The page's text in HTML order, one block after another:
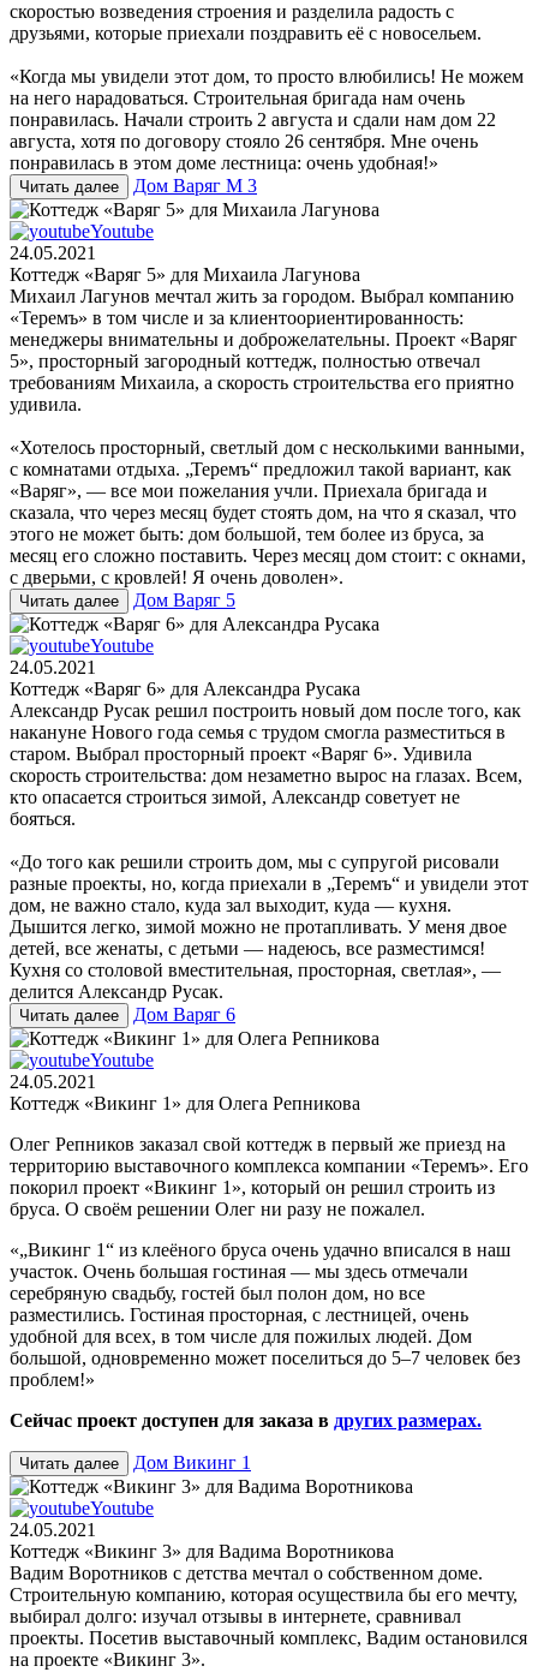
скоростью возведения строения и разделила радость с
друзьями, которые приехали поздравить её с новосельем.
«Когда мы увидели этот дом, то просто влюбились! Не можем
на него нарадоваться. Строительная бригада нам очень
понравилась. Начали строить 2 августа и сдали нам дом 22
августа, хотя по договору стояло 26 сентября. Мне очень
понравилась в этом доме лестница: очень удобная!»
Читать далее Дом Варяг М 3
Youtube
24.05.2021
Коттедж «Варяг 5» для Михаила Лагунова
Михаил Лагунов мечтал жить за городом. Выбрал компанию
«Теремъ» в том числе и за клиентоориентированность:
менеджеры внимательны и доброжелательны. Проект «Варяг
5», просторный загородный коттедж, полностью отвечал
требованиям Михаила, а скорость строительства его приятно
удивила.
«Хотелось просторный, светлый дом с несколькими ванными,
с комнатами отдыха. „Теремъ“ предложил такой вариант, как
«Варяг», — все мои пожелания учли. Приехала бригада и
сказала, что через месяц будет стоять дом, на что я сказал, что
этого не может быть: дом большой, тем более из бруса, за
месяц его сложно поставить. Через месяц дом стоит: с окнами,
с дверьми, с кровлей! Я очень доволен».
Читать далее Дом Варяг 5
Youtube
24.05.2021
Коттедж «Варяг 6» для Александра Русака
Александр Русак решил построить новый дом после того, как
накануне Нового года семья с трудом смогла разместиться в
старом. Выбрал просторный проект «Варяг 6». Удивила
скорость строительства: дом незаметно вырос на глазах. Всем,
кто опасается строиться зимой, Александр советует не
бояться.
«До того как решили строить дом, мы с супругой рисовали
разные проекты, но, когда приехали в „Теремъ“ и увидели этот
дом, не важно стало, куда зал выходит, куда — кухня.
Дышится легко, зимой можно не протапливать. У меня двое
детей, все женаты, с детьми — надеюсь, все разместимся!
Кухня со столовой вместительная, просторная, светлая», —
делится Александр Русак.
Читать далее Дом Варяг 6
Youtube
24.05.2021
Коттедж «Викинг 1» для Олега Репникова
Олег Репников заказал свой коттедж в первый же приезд на
территорию выставочного комплекса компании «Теремъ». Его
покорил проект «Викинг 1», который он решил строить из
бруса. О своём решении Олег ни разу не пожалел.
«„Викинг 1“ из клеёного бруса очень удачно вписался в наш
участок. Очень большая гостиная — мы здесь отмечали
серебряную свадьбу, гостей был полон дом, но все
разместились. Гостиная просторная, с лестницей, очень
удобной для всех, в том числе для пожилых людей. Дом
большой, одновременно может поселиться до 5–7 человек без
проблем!»
Сейчас проект доступен для заказа в других размерах.
Читать далее Дом Викинг 1
Youtube
24.05.2021
Коттедж «Викинг 3» для Вадима Воротникова
Вадим Воротников с детства мечтал о собственном доме.
Строительную компанию, которая осуществила бы его мечту,
выбирал долго: изучал отзывы в интернете, сравнивал
проекты. Посетив выставочный комплекс, Вадим остановился
на проекте «Викинг 3».